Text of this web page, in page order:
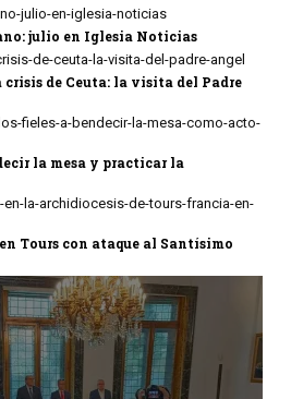
julio en Iglesia Noticias
de Ceuta: la visita del Padre
la mesa y practicar la
Tours con ataque al Santísimo